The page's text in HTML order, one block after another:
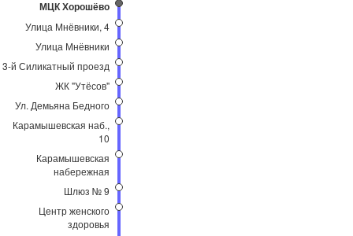
МЦК Хорошёво
Улица Мнёвники, 4
Улица Мнёвники
3-й Силикатный проезд
ЖК "Утёсов"
Ул. Демьяна Бедного
Карамышевская наб.,
10
Карамышевская
набережная
Шлюз № 9
Центр женского
здоровья